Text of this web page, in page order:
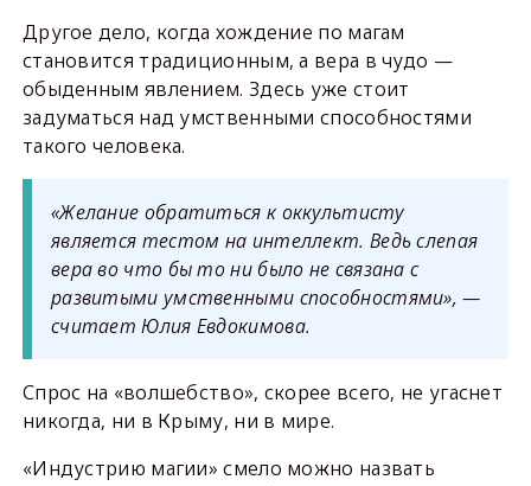
Другое дело, когда хождение по магам
становится традиционным, а вера в чудо —
обыденным явлением. Здесь уже стоит
задуматься над умственными способностями
такого человека.
«Желание обратиться к оккультисту
является тестом на интеллект. Ведь слепая
вера во что бы то ни было не связана с
развитыми умственными способностями», —
считает Юлия Евдокимова.
Спрос на «волшебство», скорее всего, не угаснет
никогда, ни в Крыму, ни в мире.
«Индустрию магии» смело можно назвать